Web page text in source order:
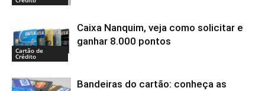
Cartão de
Crédito
Caixa Nanquim, veja como solicitar e
ganhar 8.000 pontos
Bandeiras do cartão: conheça as